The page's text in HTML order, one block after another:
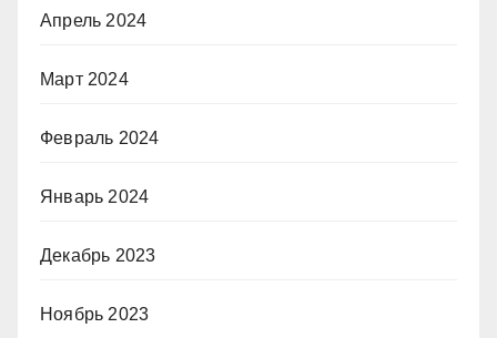
Апрель 2024
Март 2024
Февраль 2024
Январь 2024
Декабрь 2023
Ноябрь 2023